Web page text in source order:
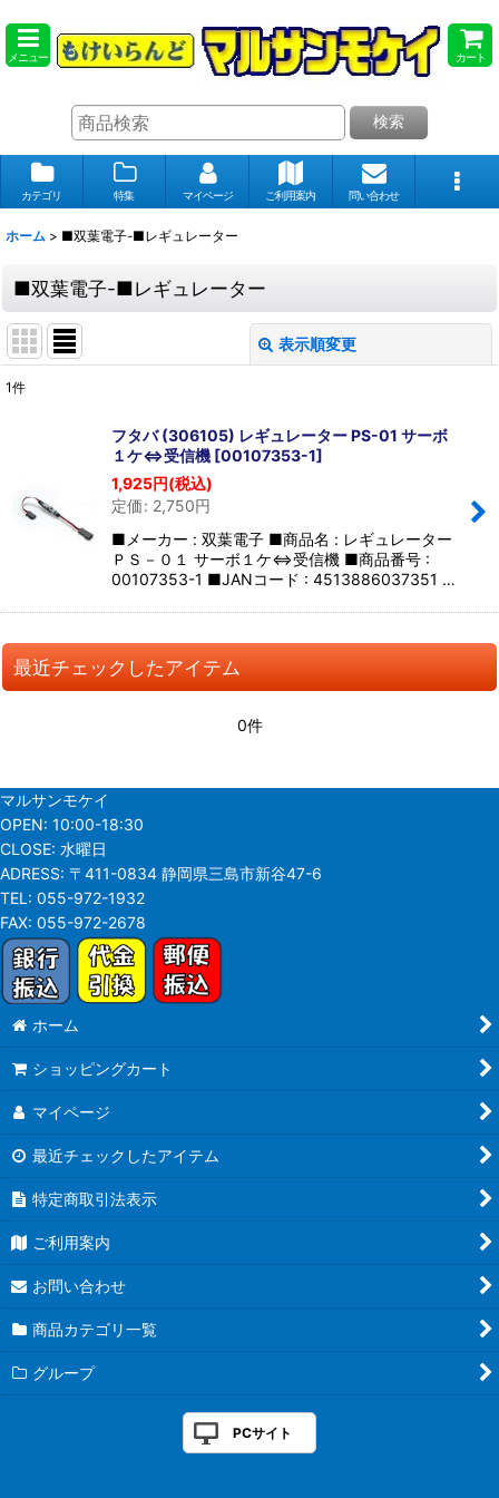
メニュー カート
検索
カテゴリ 特集 マイページ ご利用案内 問い合わせ
ホーム > ■双葉電子-■レギュレーター
■双葉電子-■レギュレーター
表示順変更
並び順
絞り込む
1件
フタバ (306105) レギュレーター PS-01 サーボ
１ケ⇔受信機 [00107353-1]
1,925円(税込)
定価: 2,750円
■メーカー : 双葉電子 ■商品名 : レギュレーター
ＰＳ－０１ サーボ１ケ⇔受信機 ■商品番号 :
00107353-1 ■JANコード : 4513886037351 …
最近チェックしたアイテム
0件
マルサンモケイ
OPEN: 10:00-18:30
CLOSE: 水曜日
ADRESS: 〒411-0834 静岡県三島市新谷47-6
TEL: 055-972-1932
FAX: 055-972-2678
ホーム
ショッピングカート
マイページ
最近チェックしたアイテム
特定商取引法表示
ご利用案内
お問い合わせ
商品カテゴリ一覧
グループ
PCサイト